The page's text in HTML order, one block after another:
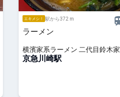
エキメシ！ 駅から372 m
ラーメン
横濱家系ラーメン 二代目鈴木家
京急川崎駅